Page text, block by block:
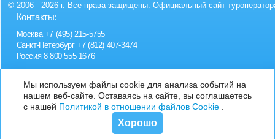
© 2006 - 2026 г. Все права защищены. Официальный сайт
Контакты:
Москва+7 (495) 215-5755
Санкт-Петербург+7 (812) 407-3474
Россия 8 800 555 1676
Мы используем файлы cookie для анализа событий на
нашем веб-сайте. Оставаясь на сайте, вы соглашаетесь
с нашей Политикой в отношении файлов Cookie.
Хорошо